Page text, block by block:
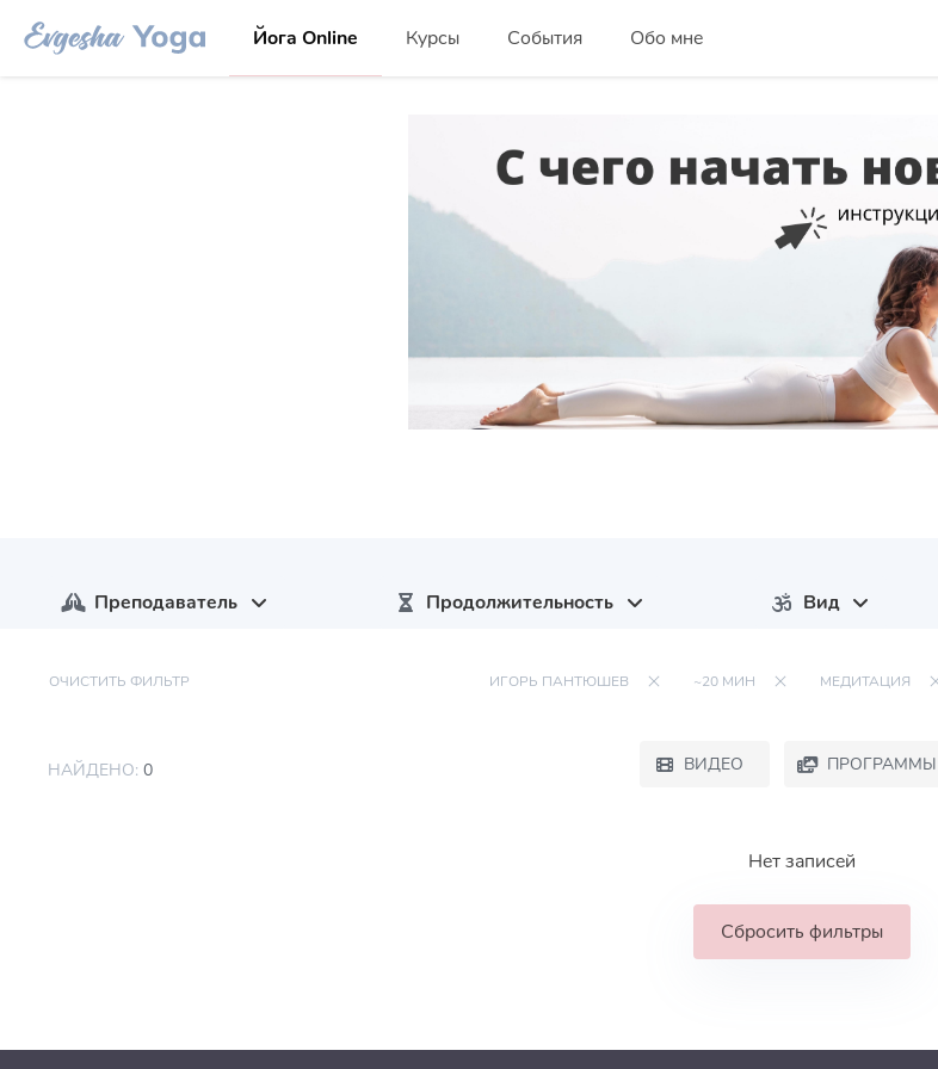
Йога Online Курсы События Обо мне
Преподаватель Продолжительность Вид
ОЧИСТИТЬ ФИЛЬТР ИГОРЬ ПАНТЮШЕВ ~20 МИН МЕДИТАЦИЯ
НАЙДЕНО: 0 ВИДЕО ПРОГРАММЫ
Нет записей
Сбросить фильтры